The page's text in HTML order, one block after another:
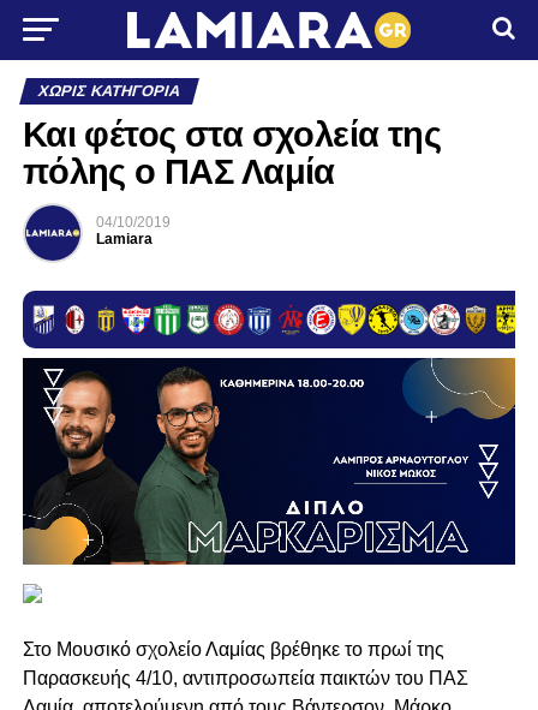
ΧΩΡΊΣ ΚΑΤΗΓΟΡΊΑ
Και φέτος στα σχολεία της
πόλης ο ΠΑΣ Λαμία
04/10/2019
Lamiara
Στο Μουσικό σχολείο Λαμίας βρέθηκε το πρωί της
Παρασκευής 4/10, αντιπροσωπεία παικτών του ΠΑΣ